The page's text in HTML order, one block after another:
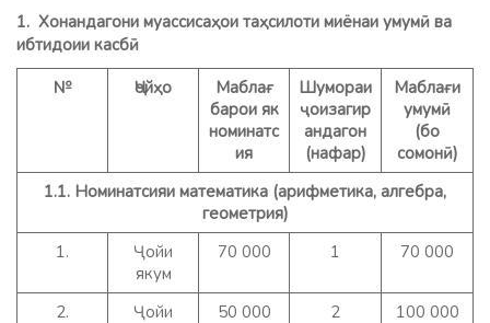
1. Хонандагони муассисаҳои таҳсилоти миёнаи умумӣ ва
ибтидоии касбӣ
№
Ҷойҳо
Маблағ
барои як
номинатс
ия
Шумораи
ҷоизагир
андагон
(нафар)
Маблағи
умумӣ
(бо
сомонӣ)
1.1. Номинатсияи математика (арифметика, алгебра,
геометрия)
1.
Ҷойи
якум
70 000 1 70 000
2.
Ҷойи
50 000 2 100 000